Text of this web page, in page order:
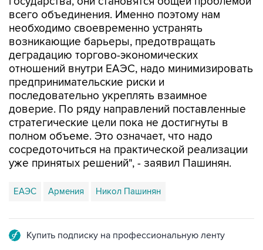
всего объединения. Именно поэтому нам
необходимо своевременно устранять
возникающие барьеры, предотвращать
деградацию торгово-экономических
отношений внутри ЕАЭС, надо минимизировать
предпринимательские риски и
последовательно укреплять взаимное
доверие. По ряду направлений поставленные
стратегические цели пока не достигнуты в
полном объеме. Это означает, что надо
сосредоточиться на практической реализации
уже принятых решений", - заявил Пашинян.
ЕАЭС Армения Никол Пашинян
Купить подписку на профессиональную ленту